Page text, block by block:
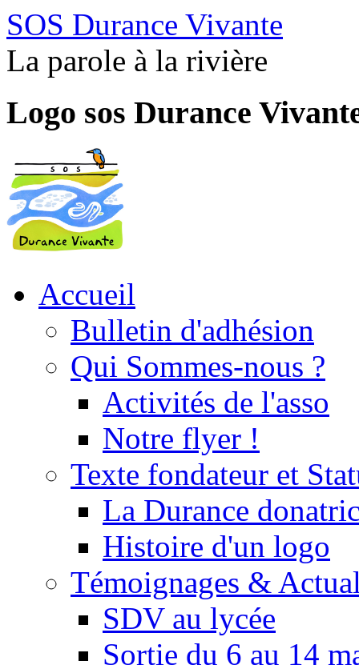
SOS Durance Vivante
La parole à la rivière
Logo sos Durance
Accueil
Bulletin d'adhésion
Qui Sommes-nous ?
Activités de l'asso
Notre flyer !
Texte fondateur et
La Durance
Histoire d'un logo
Témoignages &
SDV au lycée
Sortie du 6 au 14